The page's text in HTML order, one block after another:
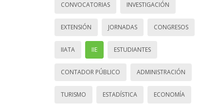
CONVOCATORIAS INVESTIGACIÓN
EXTENSIÓN JORNADAS CONGRESOS
IIATA IIE ESTUDIANTES
CONTADOR PÚBLICO ADMINISTRACIÓN
TURISMO ESTADÍSTICA ECONOMÍA